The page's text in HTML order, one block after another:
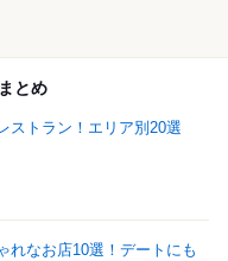
とめ
ストラン！エリア別20選
れなお店10選！デートにも